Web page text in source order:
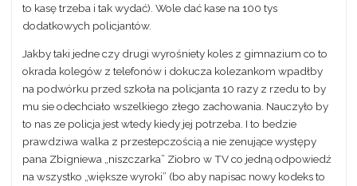
to kasę trzeba i tak wydać). Wole dać kase na 100 tys
dodatkowych policjantów.
Jakby taki jedne czy drugi wyrośniety koles z gimnazium co to
okrada kolegów z telefonów i dokucza kolezankom wpadłby
na podwórku przed szkoła na policjanta 10 razy z rzedu to by
mu sie odechciało wszelkiego złego zachowania. Nauczyło by
to nas ze policja jest wtedy kiedy jej potrzeba. I to bedzie
prawdziwa walka z przestepczością a nie zenujące występy
pana Zbigniewa „niszczarka” Ziobro w TV co jedną odpowiedź
na wszystko „większe wyroki” (bo aby napisac nowy kodeks to